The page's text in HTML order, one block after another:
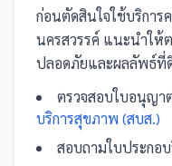
ก่อนตัดสินใจใช้บริการ
นครสวรรค์ แนะนำให้
ปลอดภัยและผลลัพธ์ที่
ตรวจสอบใบอนุญา
บริการสุขภาพ (สบส.)
สอบถามใบประกอ